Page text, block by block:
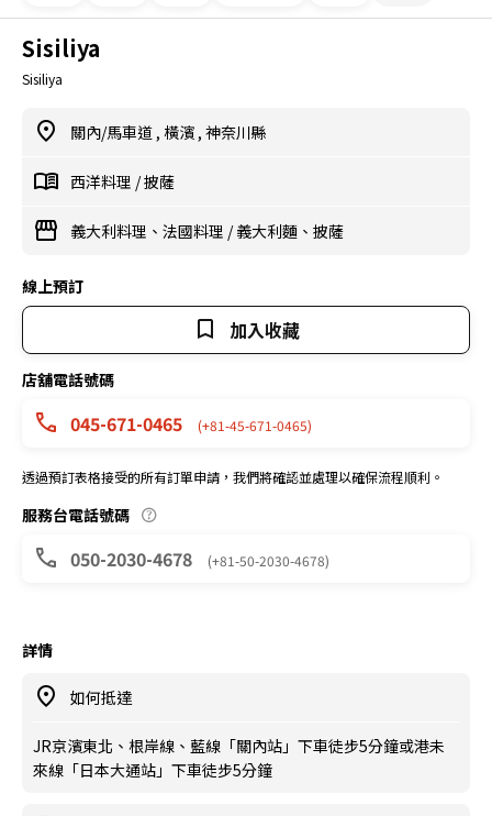
Sisiliya
Sisiliya
關內/馬車道 , 橫濱 , 神奈川縣
西洋料理 /披薩
義大利料理、法國料理 /義大利麵、披薩
線上預訂
加入收藏
店舖電話號碼
045-671-0465 (+81-45-671-0465)
透過預訂表格接受的所有訂單申請，我們將確認並處理以確保流程順利。
服務台電話號碼
050-2030-4678 (+81-50-2030-4678)
詳情
如何抵達
JR京濱東北、根岸線、藍線「關內站」下車徒步5分鐘或港未
來線「日本大通站」下車徒步5分鐘